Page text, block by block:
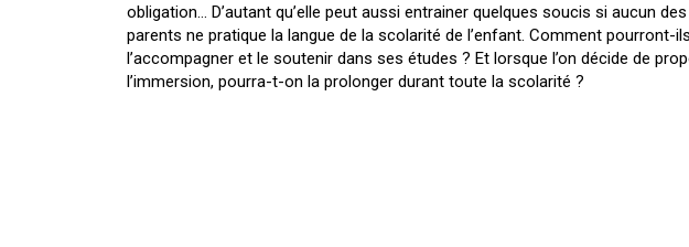
obligation… D’autant qu’elle peut aussi entrainer quelques soucis si aucun des
parents ne pratique la langue de la scolarité de l’enfant. Comment pourront-ils
l’accompagner et le soutenir dans ses études ? Et lorsque l’on décide de
l’immersion, pourra-t-on la prolonger durant toute la scolarité ?